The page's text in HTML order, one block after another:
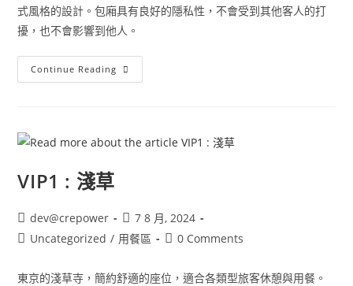
式風格的設計。包廂具有良好的隱私性，不會受到其他客人的打
擾，也不會影響到他人。
Continue Reading
VIP1 : 淺草
dev@crepower
7 8 月, 2024
Uncategorized / 用餐區 0 Comments
東京的淺草寺，簡約舒適的座位，適合各類型旅客休憩與用餐。